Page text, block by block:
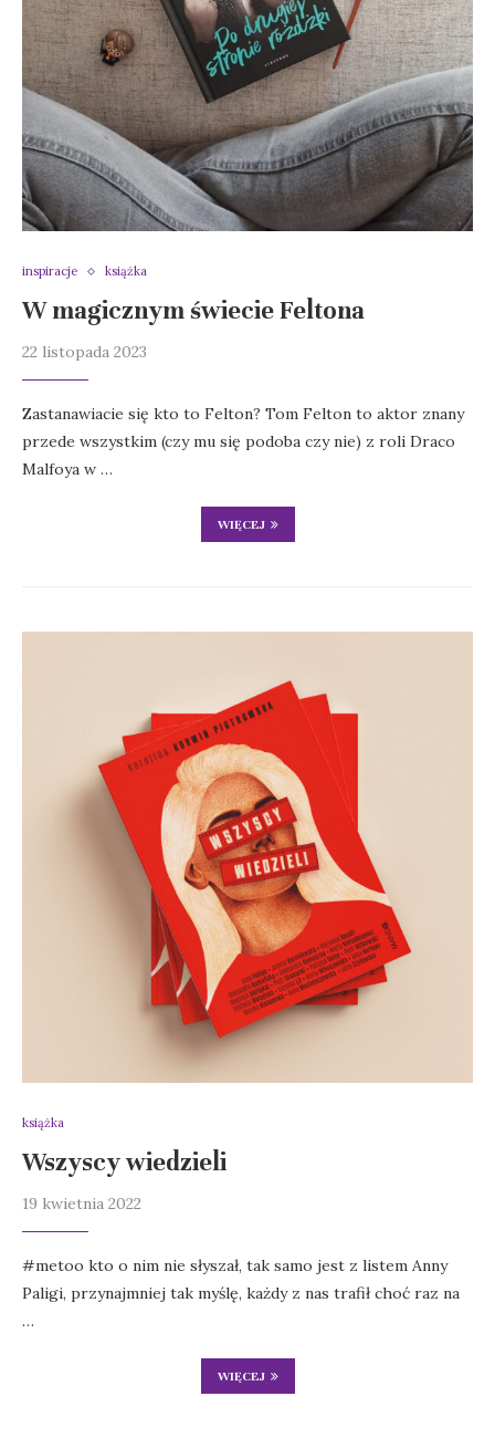
inspiracje książka
W magicznym świecie Feltona
22 listopada 2023
Zastanawiacie się kto to Felton? Tom Felton to aktor znany
przede wszystkim (czy mu się podoba czy nie) z roli Draco
Malfoya w …
WIĘCEJ
książka
Wszyscy wiedzieli
19 kwietnia 2022
#metoo kto o nim nie słyszał, tak samo jest z listem Anny
Paligi, przynajmniej tak myślę, każdy z nas trafił choć raz na
…
WIĘCEJ